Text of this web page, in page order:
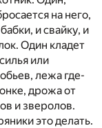
на него,
и свайку, и
Один кладет
или
лежа где-
дрожа от
и зверолов.
это делать.